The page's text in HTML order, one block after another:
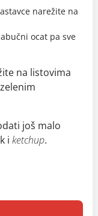
narežite na
ocat pa sve
na listovima
još malo
i ketchup.